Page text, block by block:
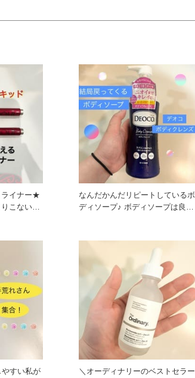
ライナー★
りこない…
なんだかんだリピートしているボ
ディソープ♪ ボディソープは良さ
すい私が
＼オーディナリーのベストセラー